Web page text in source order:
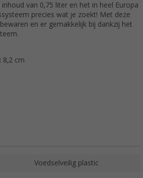
van 0,75 liter en het in heel Europa
precies wat je zoekt! Met deze
en er gemakkelijk bij dankzij het
8,2 cm
Voedselveilig plastic